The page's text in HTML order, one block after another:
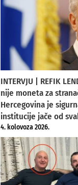
INTERVJU | REFIK
nije moneta za
Hercegovina je
institucije jače od
4. kolovoza 2026.